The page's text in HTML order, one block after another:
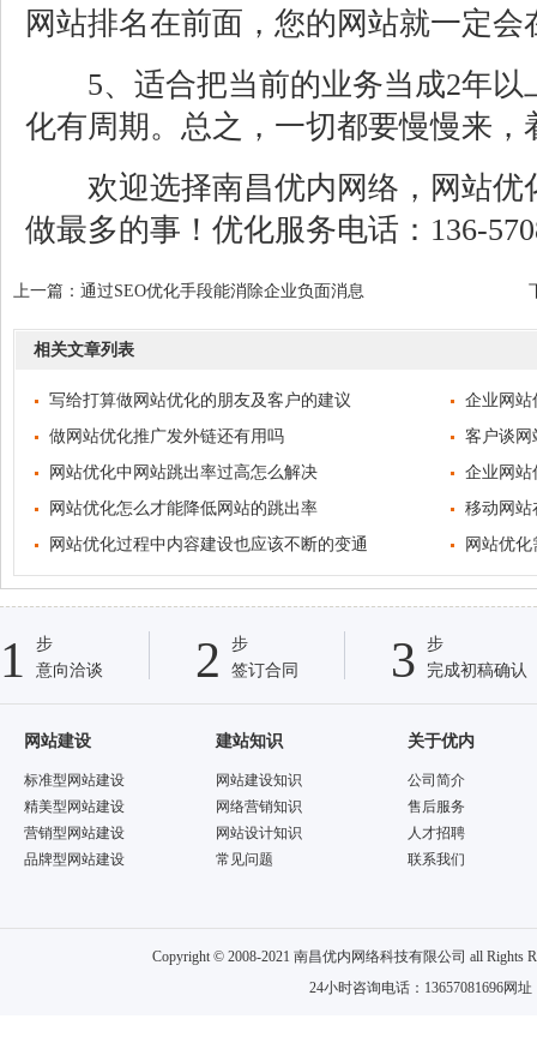
网站排名在前面，您的网站就一定会
5、适合把当前的业务当成2年以
化有周期。总之，一切都要慢慢来，
欢迎选择南昌优内网络，网站优
做最多的事！优化服务电话：136-
上一篇： 通过SEO优化手段能消除企业负面消息
相关文章列表
写给打算做网站优化的朋友及客户的建议
企业网站
做网站优化推广发外链还有用吗
客户谈网
网站优化中网站跳出率过高怎么解决
企业网站
网站优化怎么才能降低网站的跳出率
移动网站
网站优化过程中内容建设也应该不断的变通
网站优
1
步
意向洽谈
2
步
签订合同
3
步
完成初稿确认
网站建设
标准型网站建设
精美型网站建设
营销型网站建设
品牌型网站建设
建站知识
网站建设知识
网络营销知识
网站设计知识
常见问题
关于优内
公司简介
售后服务
人才招聘
联系我们
Copyright © 2008-2021 南昌优内网络科技有限公司 all
24小时咨询电话：13657081696网